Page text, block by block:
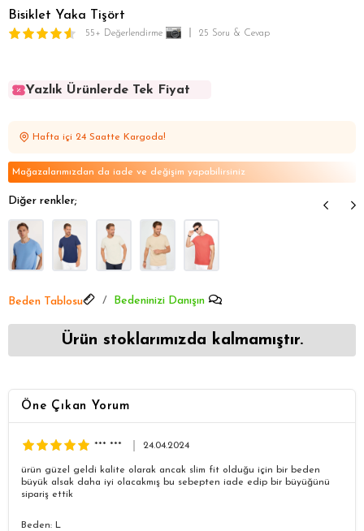
Bisiklet Yaka Tişört
55+ Değerlendirme 25 Soru & Cevap
Yazlık Ürünlerde Tek Fiyat
Yazlık Ürünlerde Tek Fiyat
Hafta içi 24 Saatte Kargoda!
Mağazalarımızdan da iade ve değişim yapabilirsiniz
Diğer renkler;
Beden Tablosu Bedeninizi Danışın
Ürün stoklarımızda kalmamıştır.
Öne Çıkan Yorum
*** *** 24.04.2024
ürün güzel geldi kalite olarak ancak slim fit olduğu için bir beden
büyük alsak daha iyi olacakmış bu sebepten iade edip bir büyüğünü
sipariş ettik
Beden: L